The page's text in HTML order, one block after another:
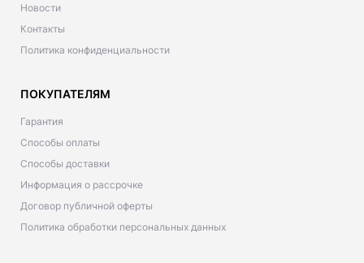
Новости
Контакты
Политика конфиденциальности
ПОКУПАТЕЛЯМ
Гарантия
Способы оплаты
Способы доставки
Информация о рассрочке
Договор публичной оферты
Политика обработки персональных данных